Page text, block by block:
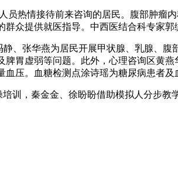
员热情接待前来咨询的居民。腹部肿瘤
众提供就医指导。中西医结合科专家
、张华燕为居民开展甲状腺、乳腺、
脾胃虚弱等问题。此外，心理咨询区黄
压。血糖检测点涂诗瑶为糖尿病患者及
训，秦金金、徐盼盼借助模拟人分步教